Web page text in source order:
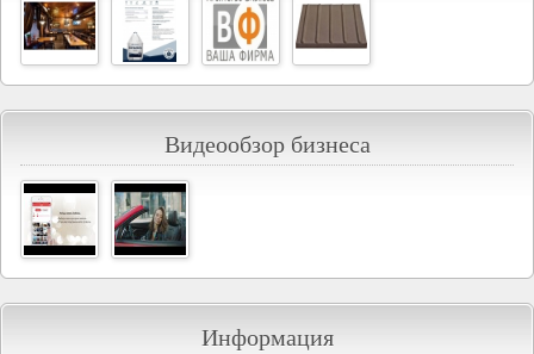
Видеообзор бизнеса
Информация